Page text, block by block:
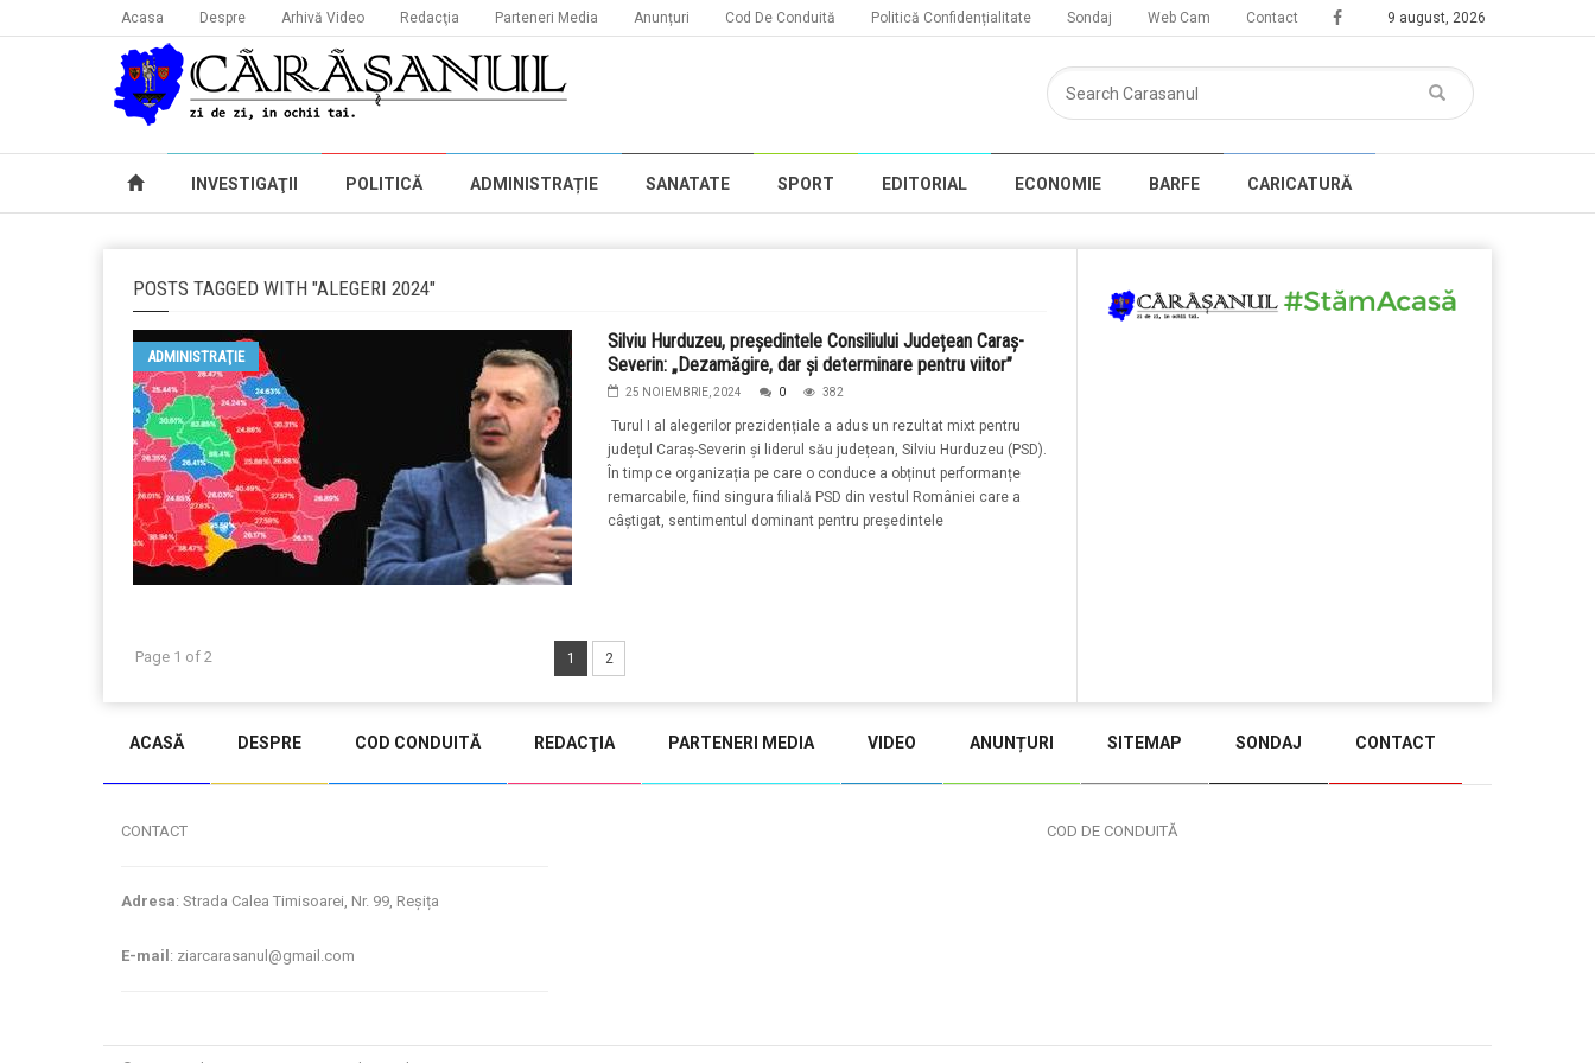
9 august, 2026
Acasa Despre Arhivă Video Redacţia Parteneri Media Anunțuri Cod De Conduită Politică Confidențialitate Sondaj Web Cam Contact
INVESTIGAŢII POLITICĂ ADMINISTRAȚIE SANATATE SPORT EDITORIAL ECONOMIE BARFE CARICATURĂ
POSTS TAGGED WITH "ALEGERI 2024"
ADMINISTRAŢIE
Silviu Hurduzeu, președintele Consiliului Județean Caraș-
Severin: „Dezamăgire, dar și determinare pentru viitor”
25 NOIEMBRIE, 2024 0 382
Turul I al alegerilor prezidențiale a adus un rezultat mixt pentru
județul Caraș-Severin și liderul său județean, Silviu Hurduzeu (PSD).
În timp ce organizația pe care o conduce a obținut performanțe
remarcabile, fiind singura filială PSD din vestul României care a
câștigat, sentimentul dominant pentru președintele
Page 1 of 2 1 2
ACASĂ DESPRE COD CONDUITĂ REDACŢIA PARTENERI MEDIA VIDEO ANUNȚURI SITEMAP SONDAJ CONTACT
CONTACT
Adresa: Strada Calea Timisoarei, Nr. 99, Reșița
E-mail : ziarcarasanul@gmail.com
COD DE CONDUITĂ